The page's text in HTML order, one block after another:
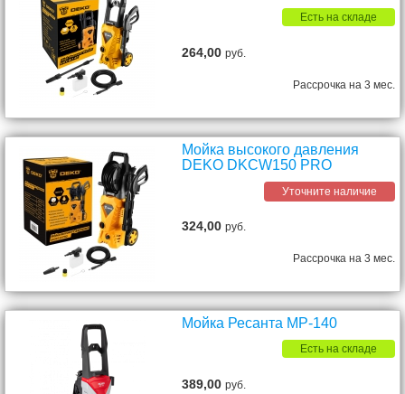
Есть на складе
264,00руб.
Рассрочка на 3 мес.
Мойка высокого давления
DEKO DKCW150 PRO
Уточните наличие
324,00руб.
Рассрочка на 3 мес.
Мойка Ресанта МР-140
Есть на складе
389,00руб.